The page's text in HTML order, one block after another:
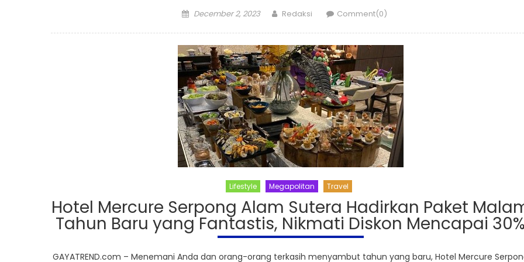
Posted
December 2, 2023 Author
Redaksi Comment(0)
Lifestyle Megapolitan Travel
Hotel Mercure Serpong Alam Sutera Hadirkan Paket
Tahun Baru yang Fantastis, Nikmati Diskon Mencapai 30%
GAYATREND.com – Menemani Anda dan orang-orang terkasih menyambut tahun yang baru, Hotel Mercure